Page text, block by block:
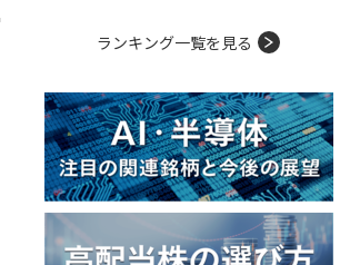
ランキング一覧を見る